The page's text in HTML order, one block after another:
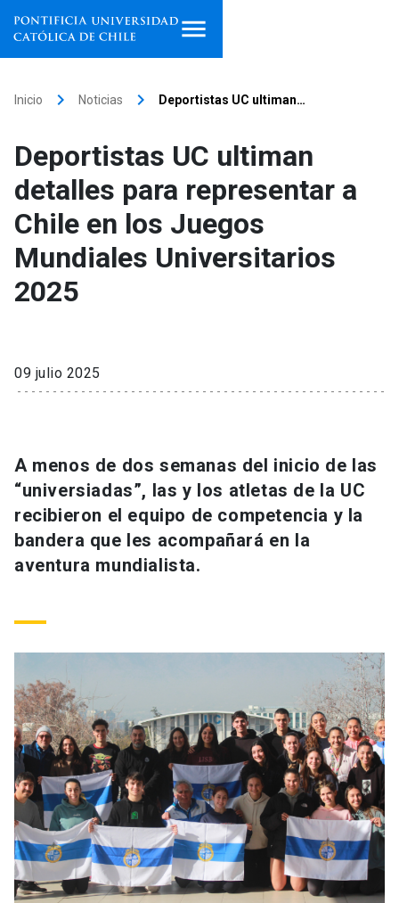
Facultades, escuelas e
institutos
Investigación
Internacionalización
Vinculación
Información para keyboard_arrow_down
Futuros estudiantes
Estudiantes
Alumni
Padres y familia
Vecinos launch
Go to english site
ACCESOS DIRECTOS
Mi Cuenta UC
Mi Portal UC
Medios Biblioteca launch
Donaciones launch
Inicio keyboard_arrow_right Noticias keyboard_arrow_right Deportistas UC ultiman…
Deportistas UC ultiman
detalles para representar a
Chile en los Juegos
Mundiales Universitarios
2025
09 julio 2025
A menos de dos semanas del inicio de las
“universiadas”, las y los atletas de la UC
recibieron el equipo de competencia y la
bandera que les acompañará en la
aventura mundialista.